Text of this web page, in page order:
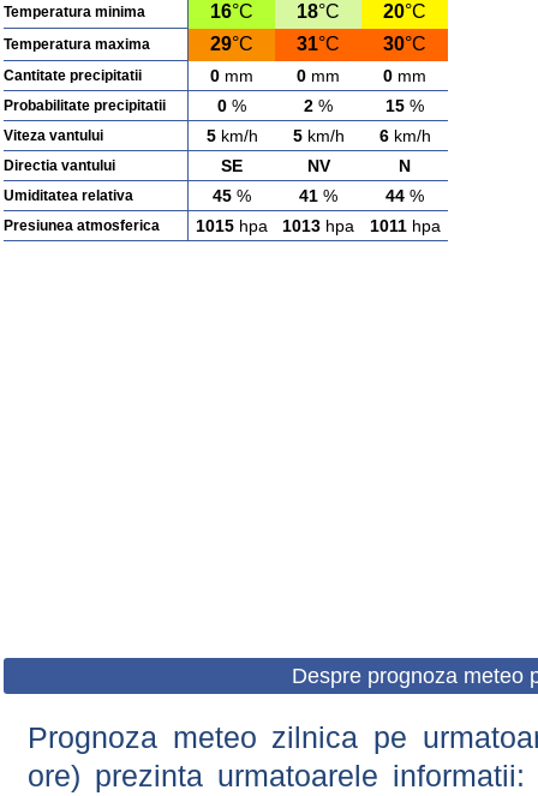
Temperatura minima 16°C 18°C 20°C
Temperatura maxima 29°C 31°C 30°C
Cantitate precipitatii 0 mm 0 mm 0 mm
Probabilitate precipitatii 0 % 2 % 15 %
Viteza vantului 5km/h 5km/h 6km/h
Directia vantului SE NV N
Umiditatea relativa 45 % 41 % 44 %
Presiunea atmosferica 1015 hpa 1013 hpa 1011hpa
Despre prognoza meteo
Prognoza meteo zilnica pe
ore) prezinta urmatoarele